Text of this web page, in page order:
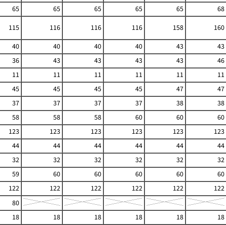
65 65 65 65 65
68
115 116 116 116 158
160
40 40 40 40 43
43
36 43 43 43 43
46
11 11 11 11 11
11
45 45 45 45 47
47
37 37 37 37 38
38
58 58 58 60 60
60
123 123 123 123 123
123
44 44 44 44 44
44
32 32 32 32 32
32
59 60 60 60 60
60
122 122 122 122 122
122
80
18 18 18 18 18 18